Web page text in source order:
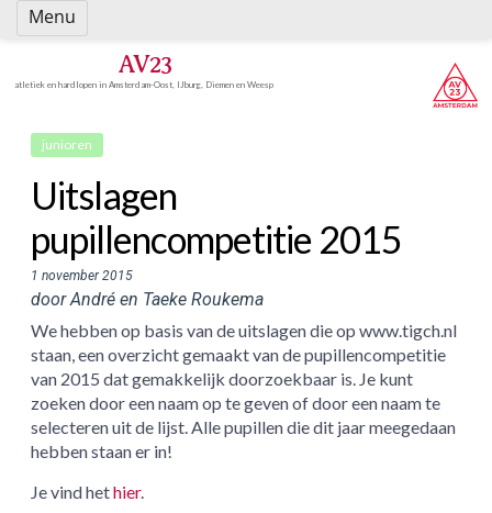
Spring
naar
AV23
atletiek en hardlopen in Amsterdam-Oost, IJburg, Diemen en Weesp
junioren
Uitslagen
pupillencompetitie 2015
1 november 2015
door André en Taeke Roukema
We hebben op basis van de uitslagen die op www.tigch.nl
staan, een overzicht gemaakt van de pupillencompetitie
van 2015 dat gemakkelijk doorzoekbaar is. Je kunt
zoeken door een naam op te geven of door een naam te
selecteren uit de lijst. Alle pupillen die dit jaar meegedaan
hebben staan er in!
Je vind hethier.
Menu